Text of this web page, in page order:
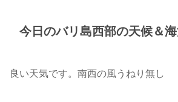
今日のバリ島西部の天候＆
良い天気です。南西の風うねり無し